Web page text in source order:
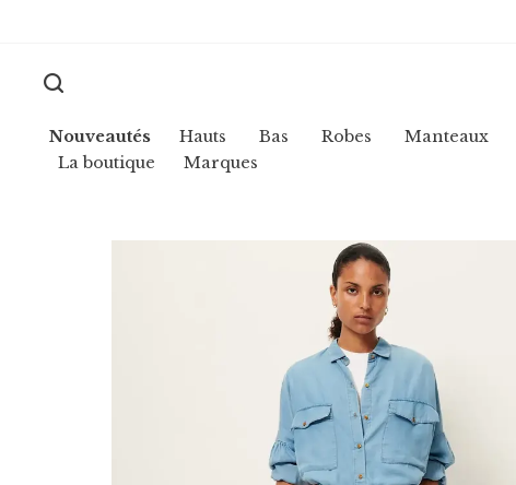
Nouveautés Hauts Bas Robes Manteaux
La boutique
Marques